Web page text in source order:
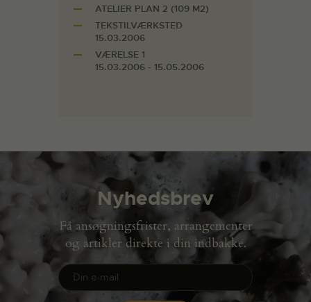
ATELIER PLAN 2 (109 M2)
TEKSTILVÆRKSTED
15.03.2006
VÆRELSE 1
15.03.2006 - 15.05.2006
Nyhedsbrev
Få ansøgningsfrister, arrangementer
og artikler direkte i din indbakke.